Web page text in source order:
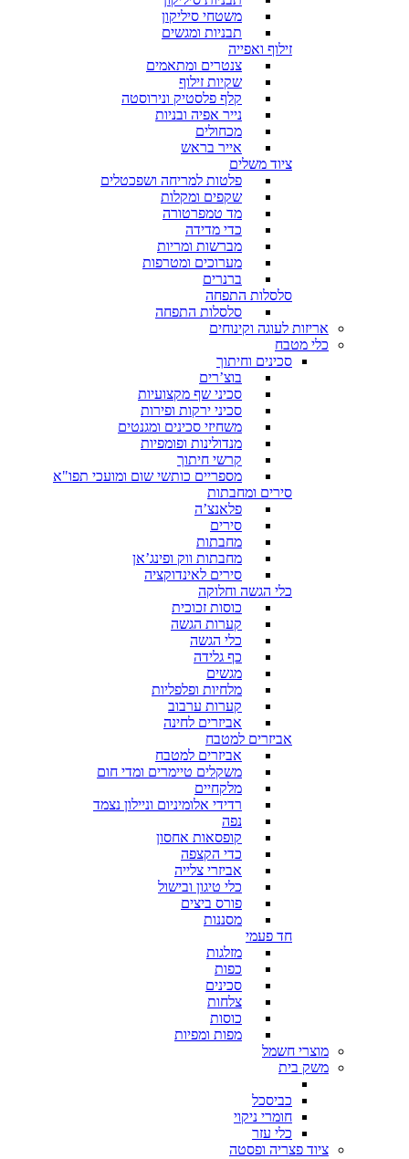
משטחי סיליקון
תבניות ומגשים
זילוף ואפייה
צנטרים ומתאמים
שקיות זילוף
קלף פלסטיק ונירוסטה
נייר אפיה ובניות
מכחולים
אייר בראש
ציוד משלים
פלטות למריחה ושפכטלים
שקפים ומקלות
מד טמפרטורה
כדי מדידה
מברשות ומריות
מערוכים ומטרפות
ברנרים
סלסלות התפחה
סלסלות התפחה
אריזות לעוגה וקינוחים
כלי מטבח
סכינים וחיתוך
בוצ’רים
סכיני שף מקצועיות
סכיני ירקות ופירות
משחיזי סכינים ומגנטים
מנדולינות ופומפיות
קרשי חיתוך
מספריים כותשי שום ומועכי תפו"א
סירים ומחבתות
פלאנצ’ה
סירים
מחבתות
מחבתות ווק ופינג’אן
סירים לאינדוקציה
כלי הגשה וחלוקה
כוסות זכוכית
קערות הגשה
כלי הגשה
כף גלידה
מגשים
מלחיות ופלפליות
קערות ערבוב
אביזרים לחינה
אביזרים למטבח
אביזרים למטבח
משקלים טיימרים ומדי חום
מלקחיים
רדידי אלומיניום וניילון נצמד
נפה
קופסאות אחסון
כדי הקצפה
אביזרי צלייה
כלי טיגון ובישול
פורס ביצים
מסננות
חד פעמי
מזלגות
כפות
סכינים
צלחות
כוסות
מפות ומפיות
מוצרי חשמל
משק בית
כביסכל
חומרי ניקוי
כלי עזר
ציוד פצריה ופסטה